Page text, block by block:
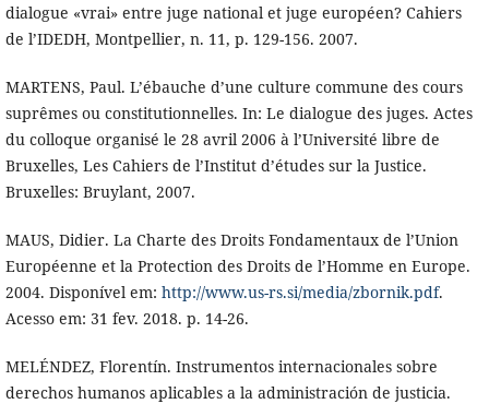
dialogue «vrai» entre juge national et juge européen? Cahiers
de l’IDEDH, Montpellier, n. 11, p. 129-156. 2007.
MARTENS, Paul. L’ébauche d’une culture commune des cours
suprêmes ou constitutionnelles. In: Le dialogue des juges. Actes
du colloque organisé le 28 avril 2006 à l’Université libre de
Bruxelles, Les Cahiers de l’Institut d’études sur la Justice.
Bruxelles: Bruylant, 2007.
MAUS, Didier. La Charte des Droits Fondamentaux de l’Union
Européenne et la Protection des Droits de l’Homme en Europe.
2004. Disponível em: http://www.us-rs.si/media/zbornik.pdf.
Acesso em: 31 fev. 2018. p. 14-26.
MELÉNDEZ, Florentín. Instrumentos internacionales sobre
derechos humanos aplicables a la administración de justicia.